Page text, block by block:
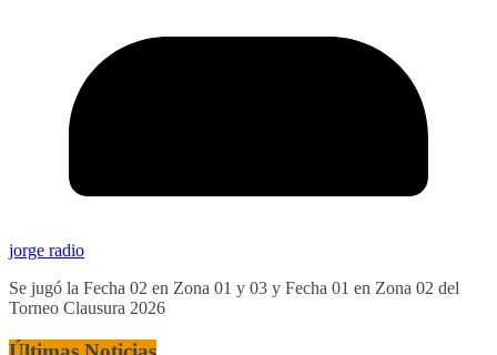
jorge radio
Se jugó la Fecha 02 en Zona 01 y 03 y Fecha 01 en Zona 02 del
Torneo Clausura 2026